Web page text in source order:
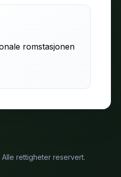
romstasjonen
rettigheter reservert.